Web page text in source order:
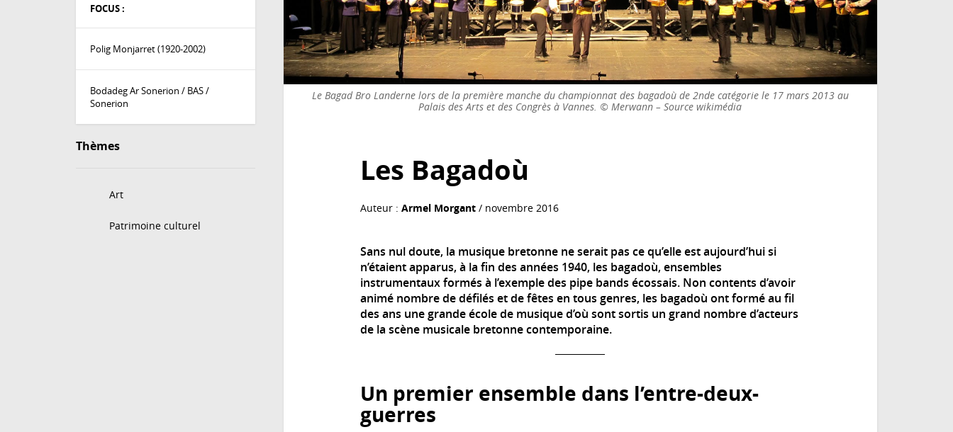
FOCUS :
Polig Monjarret (1920-2002)
Bodadeg Ar Sonerion / BAS /
Sonerion
Thèmes
Art
Patrimoine culturel
Le Bagad Bro Landerne lors de la première manche du championnat des bagadoù de 2nde catégorie le 17 mars 2013 au
Palais des Arts et des Congrès à Vannes. © Merwann – Source wikimédia
Les Bagadoù
Auteur :Armel Morgant / novembre 2016
Sans nul doute, la musique bretonne ne serait pas ce qu’elle est aujourd’hui si
n’étaient apparus, à la fin des années 1940, les bagadoù, ensembles
instrumentaux formés à l’exemple des pipe bands écossais. Non contents d’avoir
animé nombre de défilés et de fêtes en tous genres, les bagadoù ont formé au fil
des ans une grande école de musique d’où sont sortis un grand nombre d’acteurs
de la scène musicale bretonne contemporaine.
Un premier ensemble dans l’entre-deux-
guerres